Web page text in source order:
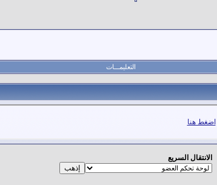
التعليمـــات
اضغط هنا
الانتقال السريع